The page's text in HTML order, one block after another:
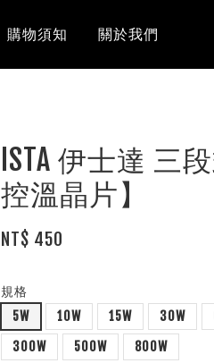
購物須知 關於我們
ISTA 伊士達 三
控溫晶片】
NT$ 450
規格
5W
10W 15W 30W
300W
500W 800W